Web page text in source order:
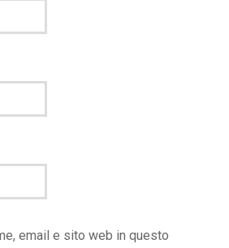
email e sito web in questo